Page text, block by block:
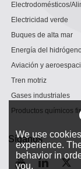
Electrodomésticos/
Electricidad verde
Buques de alta mar
Energía del
Aviación y
Tren motriz
Gases industriales
Productos químicos
Síganos
We use
experience.
behavior in
you.